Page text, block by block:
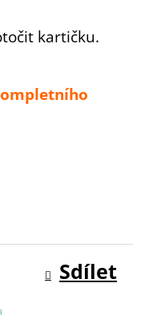
kartičku.
Sdílet